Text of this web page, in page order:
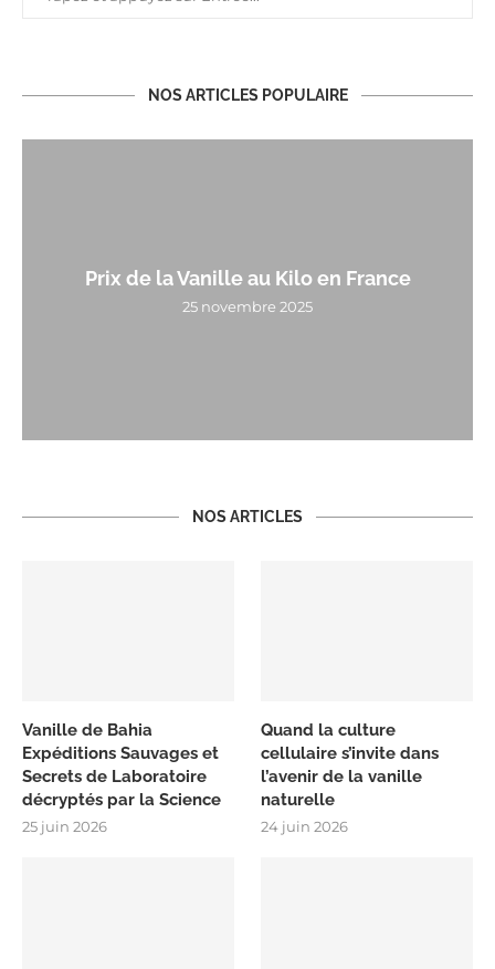
NOS ARTICLES POPULAIRE
Prix de la Vanille au Kilo en France
25 novembre 2025
NOS ARTICLES
Vanille de Bahia
Expéditions Sauvages et
Secrets de Laboratoire
décryptés par la Science
25 juin 2026
Quand la culture
cellulaire s’invite dans
l’avenir de la vanille
naturelle
24 juin 2026